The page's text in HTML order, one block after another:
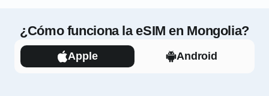
¿Cómo funciona la eSIM en Mongolia?
Apple Android